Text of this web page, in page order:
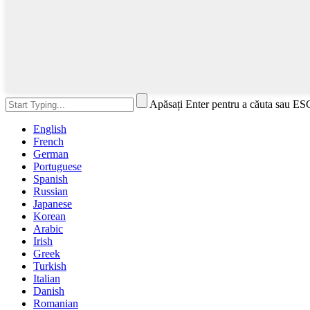
Apăsați Enter pentru a căuta sau
English
French
German
Portuguese
Spanish
Russian
Japanese
Korean
Arabic
Irish
Greek
Turkish
Italian
Danish
Romanian